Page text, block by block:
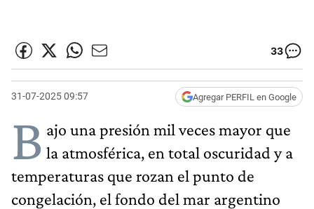
33
31-07-2025 09:57 Agregar PERFIL en Google
B ajo una presión mil veces mayor que
la atmosférica, en total oscuridad y a
temperaturas que rozan el punto de
congelación, el fondo del mar argentino